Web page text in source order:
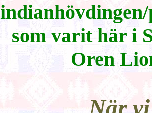
som varit här i
Oren